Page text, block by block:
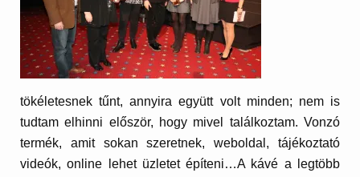
tökéletesnek tűnt, annyira együtt volt minden; nem is
tudtam elhinni először, hogy mivel találkoztam. Vonzó
termék, amit sokan szeretnek, weboldal, tájékoztató
videók, online lehet üzletet építeni…A kávé a legtöbb